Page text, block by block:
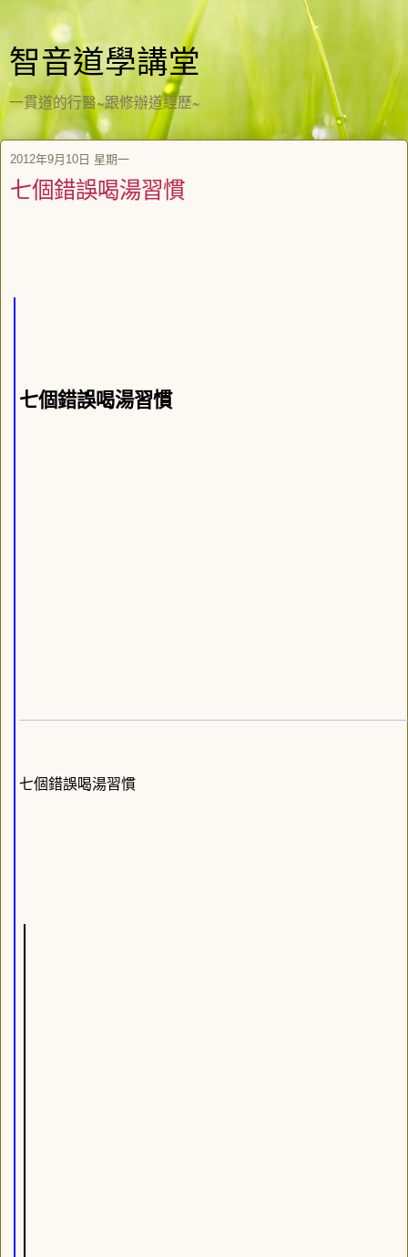
智音道學講堂
一貫道的行醫~跟修辦道經歷~
2012年9月10日 星期一
七個錯誤喝湯習慣
七個錯誤喝湯習慣
七個錯誤喝湯習慣